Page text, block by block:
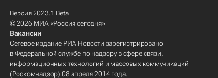
Версия 2023.1 Beta
© 2026 МИА «Россия сегодня»
Вакансии
Сетевое издание РИА Новости зарегистрировано
в Федеральной службе по надзору в сфере связи,
информационных технологий и массовых коммуникаций
(Роскомнадзор) 08 апреля 2014 года.